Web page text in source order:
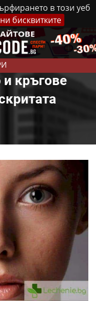
в този уеб
бисквитките
Контакти
и кръгове